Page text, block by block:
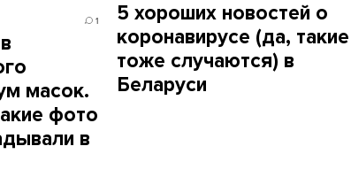
1
масок.
фото
в
5 хороших новостей о
коронавирусе (да, такие
тоже случаются) в
Беларуси